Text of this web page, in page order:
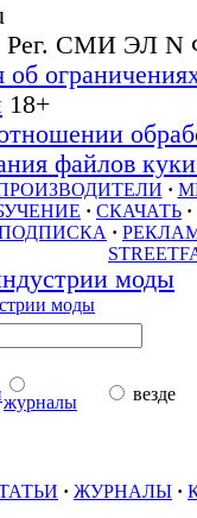
Рег. СМИ ЭЛ N
18+
файлов
·
· СКАЧАТЬ ·
·
моды
журналы
везде
· ЖУРНАЛЫ ·